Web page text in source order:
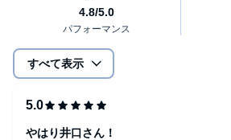
すべて表示
やはり井口さん！